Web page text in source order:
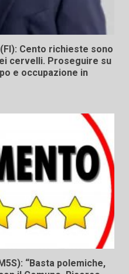
Cento richieste sono
cervelli. Proseguire su
e occupazione in
“Basta polemiche,